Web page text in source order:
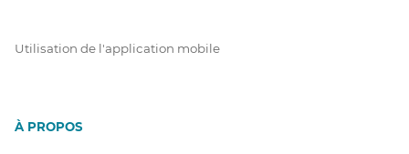
Utilisation de l'application mobile
À PROPOS